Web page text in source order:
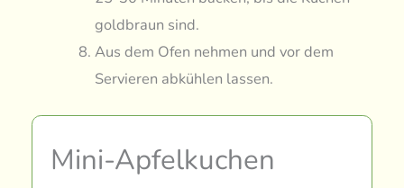
goldbraun sind.
Aus dem Ofen nehmen und vor dem
Servieren abkühlen lassen.
Mini-Apfelkuchen